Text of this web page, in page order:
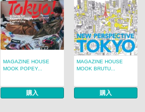
MAGAZINE HOUSE
MOOK POPEY...
購入
MAGAZINE HOUSE
MOOK BRUTU...
購入